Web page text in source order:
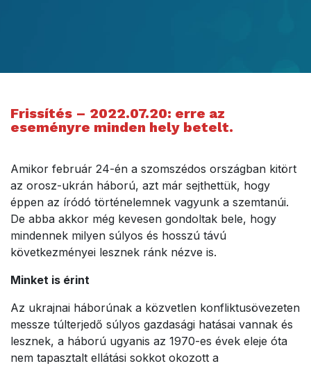
Frissítés – 2022.07.20: erre az
eseményre minden hely betelt.
Amikor február 24-én a szomszédos országban kitört
az orosz-ukrán háború, azt már sejthettük, hogy
éppen az íródó történelemnek vagyunk a szemtanúi.
De abba akkor még kevesen gondoltak bele, hogy
mindennek milyen súlyos és hosszú távú
következményei lesznek ránk nézve is.
Minket is érint
Az ukrajnai háborúnak a közvetlen konfliktusövezeten
messze túlterjedő súlyos gazdasági hatásai vannak és
lesznek, a háború ugyanis az 1970-es évek eleje óta
nem tapasztalt ellátási sokkot okozott a